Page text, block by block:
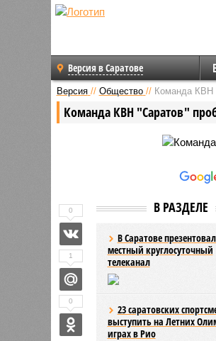
Версия в Саратове
Версия // Общество // Команда КВН
Команда КВН "Саратов"
В РАЗДЕЛЕ
В Саратове
местный круглосуточный
телеканал
23 саратовских
выступить на Летних
играх в Рио
0
1
0